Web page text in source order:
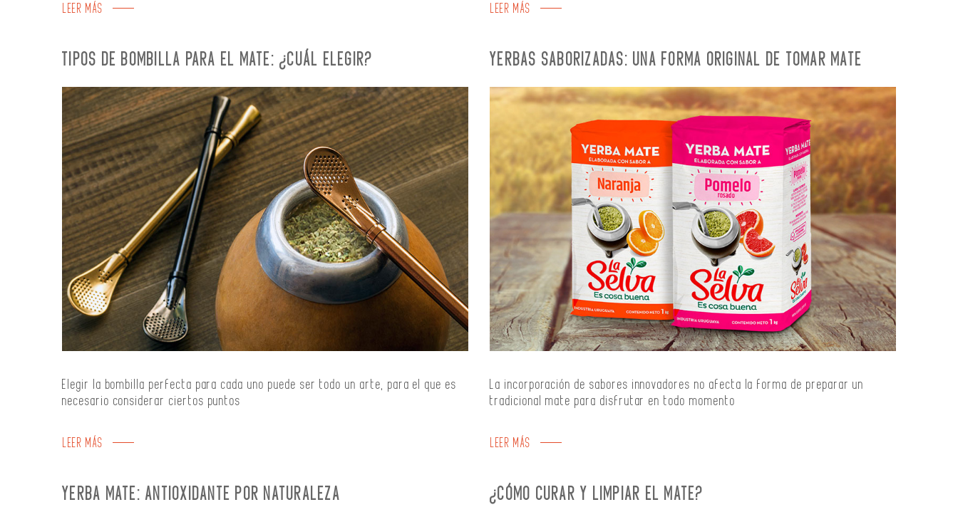
LEER MÁS LEER MÁS
TIPOS DE BOMBILLA PARA EL MATE: ¿CUÁL ELEGIR?
Elegir la bombilla perfecta para cada uno puede ser todo un arte, para el que es
necesario considerar ciertos puntos
LEER MÁS
YERBAS SABORIZADAS: UNA FORMA ORIGINAL DE TOMAR MATE
La incorporación de sabores innovadores no afecta la forma de preparar un
tradicional mate para disfrutar en todo momento
LEER MÁS
YERBA MATE: ANTIOXIDANTE POR NATURALEZA ¿CÓMO CURAR Y LIMPIAR EL MATE?